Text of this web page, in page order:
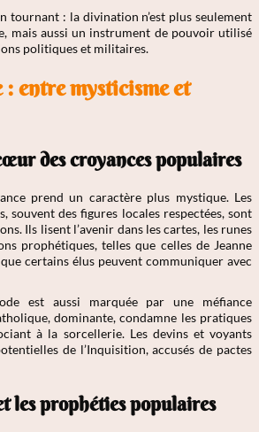
tournant : la divination n’est plus seulement
mais aussi un instrument de pouvoir utilisé
politiques et militaires.
entre mysticisme et
des croyances populaires
prend un caractère plus mystique. Les
souvent des figures locales respectées, sont
Ils lisent l’avenir dans les cartes, les runes
prophétiques, telles que celles de Jeanne
certains élus peuvent communiquer avec
est aussi marquée par une méfiance
dominante, condamne les pratiques
à la sorcellerie. Les devins et voyants
de l’Inquisition, accusés de pactes
les prophéties populaires